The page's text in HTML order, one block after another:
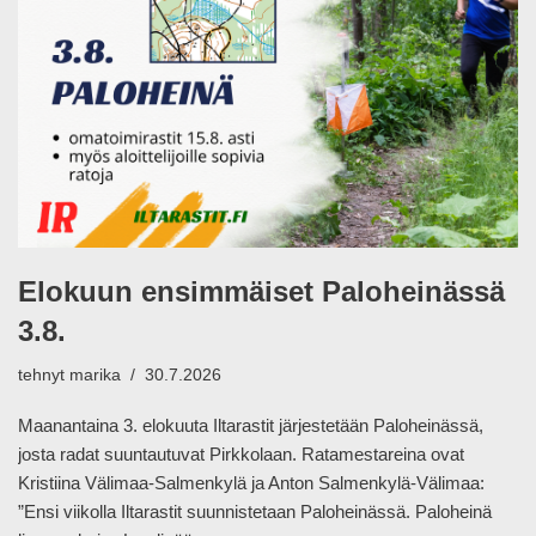
Elokuun ensimmäiset Paloheinässä
3.8.
tehnyt marika 30.7.2026
Maanantaina 3. elokuuta Iltarastit järjestetään Paloheinässä,
josta radat suuntautuvat Pirkkolaan. Ratamestareina ovat
Kristiina Välimaa-Salmenkylä ja Anton Salmenkylä-Välimaa:
”Ensi viikolla Iltarastit suunnistetaan Paloheinässä. Paloheinä